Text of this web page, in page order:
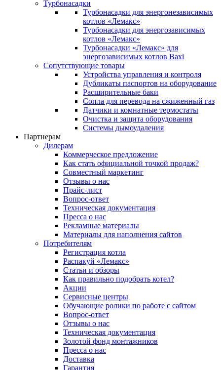
Турбонасадки
Турбонасадки для энергонезависимых
котлов «Лемакс»
Турбонасадки для энергозависимых
котлов «Лемакс»
Турбонасадки «Лемакс» для
энергозависимых котлов Baxi
Сопутствующие товары
Устройства управления и контроля
Дубликаты паспортов на оборудование
Расширительные баки
Сопла для перевода на сжиженный газ
Датчики и комнатные термостаты
Очистка и защита оборудования
Системы дымоудаления
Партнерам
Дилерам
Коммерческое предложение
Как стать официальной точкой продаж?
Совместный маркетинг
Отзывы о нас
Прайс-лист
Вопрос-ответ
Техническая документация
Пресса о нас
Рекламные материалы
Материалы для наполнения сайтов
Потребителям
Регистрация котла
Распакуй «Лемакс»
Статьи и обзоры
Как правильно подобрать котел?
Акции
Сервисные центры
Обучающие ролики по работе с сайтом
Вопрос-ответ
Отзывы о нас
Техническая документация
Золотой фонд монтажников
Пресса о нас
Доставка
Гарантия